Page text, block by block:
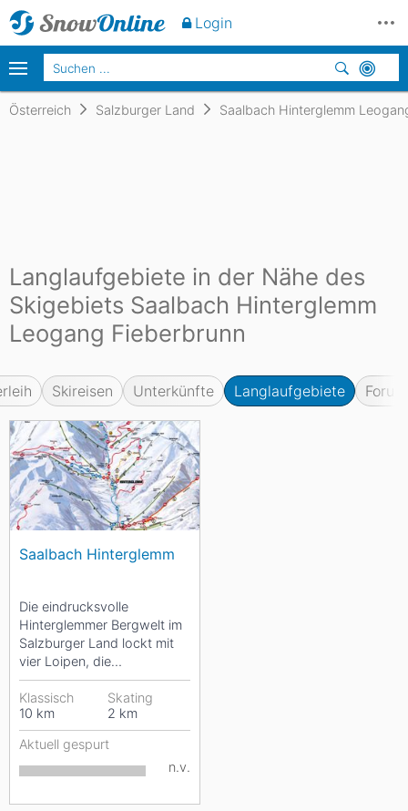
Österreich Salzburger Land Saalbach Hinterglemm
Langlaufgebiete in der Nähe des
Skigebiets Saalbach Hinterglemm
Leogang Fieberbrunn
Skireisen Unterkünfte Langlaufgebiete Forum
Saalbach Hinterglemm
Die eindrucksvolle
Hinterglemmer Bergwelt im
Salzburger Land lockt mit
vier Loipen, die
Langlaufherzen höher
schlagen lassen. Sowohl
die...
Klassisch
10 km
Skating
2 km
Aktuell gespurt
n.v.
Login